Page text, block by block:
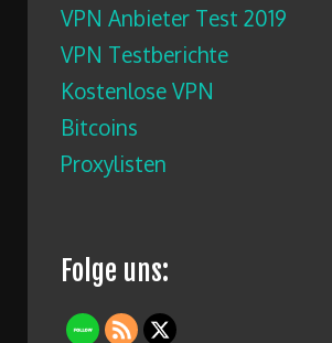
VPN Anbieter Test 2019
VPN Testberichte
Kostenlose VPN
Bitcoins
Proxylisten
Folge uns: